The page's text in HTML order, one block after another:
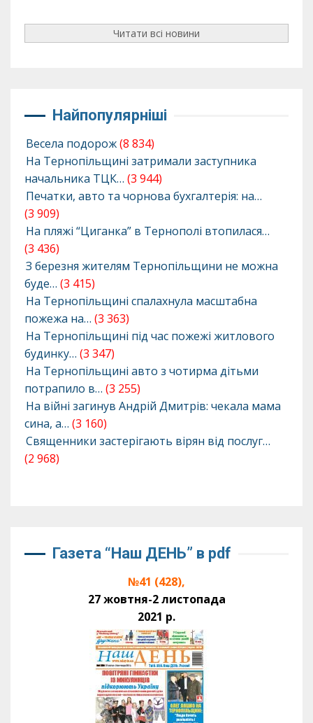
Читати всі новини
Найпопулярніші
Весела подорож(8 834)
На Тернопільщині затримали заступника
начальника ТЦК… (3 944)
Печатки, авто та чорнова бухгалтерія: на…
(3 909)
На пляжі “Циганка” в Тернополі втопилася…
(3 436)
З березня жителям Тернопільщини не можна
буде… (3 415)
На Тернопільщині спалахнула масштабна
пожежа на… (3 363)
На Тернопільщині під час пожежі житлового
будинку… (3 347)
На Тернопільщині авто з чотирма дітьми
потрапило в… (3 255)
На війні загинув Андрій Дмитрів: чекала мама
сина, а… (3 160)
Священники застерігають вірян від послуг…
(2 968)
Газета “Наш ДЕНЬ” в pdf
№41 (428),
27 жовтня-2 листопада
2021 р.